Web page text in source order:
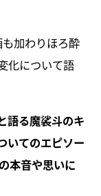
加わりほろ酔
化について語
語る魔裟斗のキ
いてのエピソー
本音や思いに